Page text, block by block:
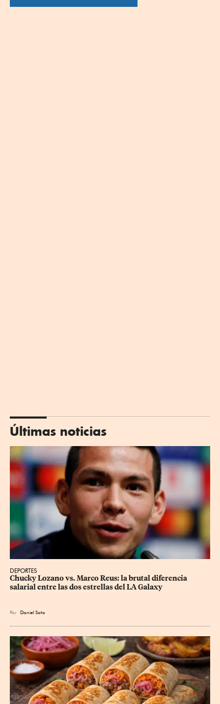
Últimas noticias
DEPORTES
Chucky Lozano vs. Marco Reus: la brutal diferencia
salarial entre las dos estrellas del LA Galaxy
Por Daniel Soto